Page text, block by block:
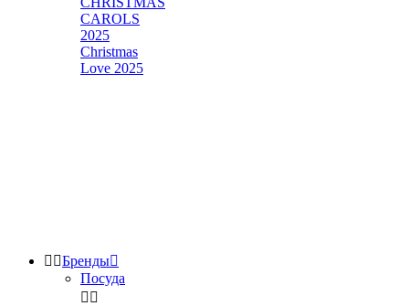
CAROLS
2025
Christmas
Love 2025
 Бренды
Посуда
 